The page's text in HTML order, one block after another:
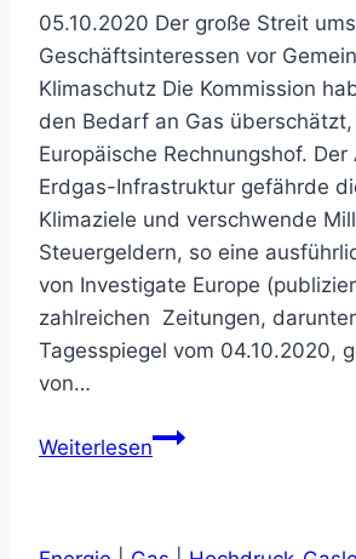
05.10.2020 Der große Streit
Geschäftsinteressen vor
Klimaschutz Die Kommission
den Bedarf an Gas
Europäische Rechnungshof.
Erdgas-Infrastruktur gefährde
Klimaziele und verschwende
Steuergeldern, so eine
von Investigate Europe
zahlreichen Zeitungen,
Tagesspiegel vom 04.10.2020,
von…
WeiterlesenDer